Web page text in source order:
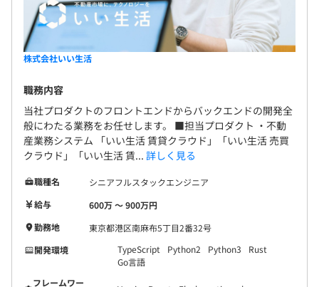
株式会社いい生活
職務内容
当社プロダクトのフロントエンドからバックエンドの開発全
般にわたる業務をお任せします。 ■担当プロダクト ・不動
産業務システム 「いい生活 賃貸クラウド」「いい生活 売買
クラウド」「いい生活 賃... 詳しく見る
職種名
シニアフルスタックエンジニア
給与
600万 〜 900万円
勤務地
東京都港区南麻布5丁目2番32号
開発環境
TypeScript Python2 Python3
Rust
Go言語
フレームワー